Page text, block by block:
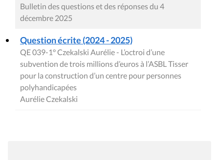
Bulletin des questions et des réponses du 4
décembre 2025
Question écrite (2024 - 2025)
QE 039-1° Czekalski Aurélie - L’octroi d’une
subvention de trois millions d’euros à l’ASBL Tisser
pour la construction d’un centre pour personnes
polyhandicapées
Aurélie Czekalski